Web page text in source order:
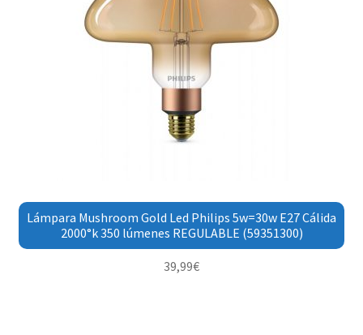
Lámpara Mushroom Gold Led Philips 5w=30w E27 Cálida
2000°k 350 lúmenes REGULABLE (59351300)
39,99€